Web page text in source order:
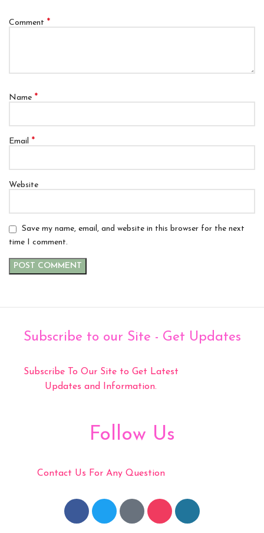
Comment *
Name *
Email *
Website
Save my name, email, and website in this browser for the next
time I comment.
Subscribe to our Site - Get Updates
Subscribe To Our Site to Get Latest
Updates and Information.
Follow Us
Contact Us For Any Question